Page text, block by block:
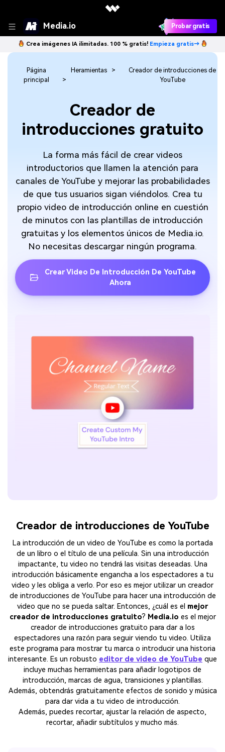
Media.io Probar gratis
Crea imágenes IA ilimitadas. 100 % gratis! Empieza gratis→
Creador de
introducciones gratuito
La forma más fácil de crear videos
introductorios que llamen la atención para
canales de YouTube y mejorar las probabilidades
de que tus usuarios sigan viéndolos. Crea tu
propio video de introducción online en cuestión
de minutos con las plantillas de introducción
gratuitas y los elementos únicos de Media.io.
No necesitas descargar ningún programa.
Crear Video De Introducción De YouTube
Ahora
Página
principal
Heramientas
Creador de introducciones de
YouTube
Creador de introducciones de YouTube
La introducción de un video de YouTube es como la portada
de un libro o el título de una película. Sin una introducción
impactante, tu video no tendrá las visitas deseadas. Una
introducción básicamente engancha a los espectadores a tu
video y les obliga a verlo. Por eso es mejor utilizar un creador
de introducciones de YouTube para hacer una introducción de
video que no se pueda saltar. Entonces, ¿cuál es el mejor
creador de introducciones gratuito? Media.io es el mejor
creador de introducciones gratuito para dar a los
espectadores una razón para seguir viendo tu video. Utiliza
este programa para mostrar tu marca o introducir una historia
interesante. Es un robusto editor de video de YouTube que
incluye muchas herramientas para añadir logotipos de
introducción, marcas de agua, transiciones y plantillas.
Además, obtendrás gratuitamente efectos de sonido y música
para dar vida a tu video de introducción.
Además, puedes recortar, ajustar la relación de aspecto,
recortar, añadir subtítulos y mucho más.